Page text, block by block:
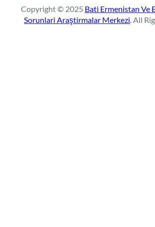
c
h
Copyright © 2025 Bati Ermenistan Ve
Sorunlari Araştirmalar Merkezi. All